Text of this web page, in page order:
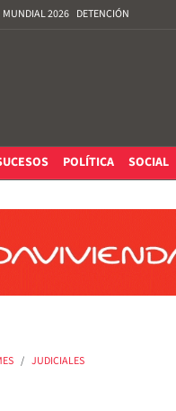
MUNDIAL 2026 DETENCIÓN
POLÍTICA SOCIAL
JUDICIALES